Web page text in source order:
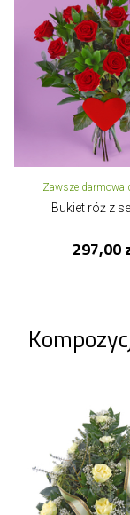
Zawsze darmowa
Bukiet róż z
297,00